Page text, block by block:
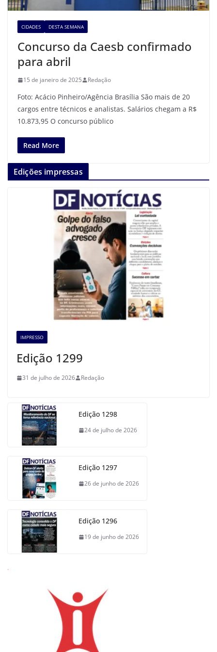
CIDADES DESTA SEMANA
Concurso da Caesb confirmado
para abril
15 de janeiro de 2025 Redação
Foto: Acácio Pinheiro/Agência Brasília São mais de 20
cargos entre técnicos e analistas. Salários chegam a R$
10.873,95 O concurso público
Read More
Edições impressas
IMPRESSO
Edição 1299
31 de julho de 2026 Redação
Edição 1298
24 de julho de 2026
Edição 1297
26 de junho de 2026
Edição 1296
19 de junho de 2026